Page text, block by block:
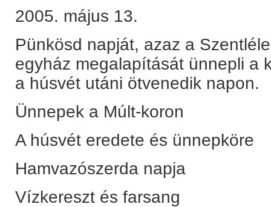
2005. május 13.
Pünkösd napját, azaz a
egyház megalapítását ünnepli a
a húsvét utáni ötvenedik napon.
Ünnepek a Múlt-koron
A húsvét eredete és ünnepköre
Hamvazószerda napja
Vízkereszt és farsang